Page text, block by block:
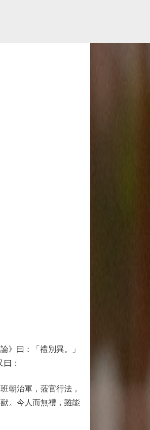
》曰：「禮別異。」
：
朝治軍，蒞官行法，
。今人而無禮，雖能